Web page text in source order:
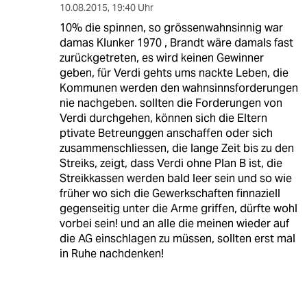
10.08.2015, 19:40 Uhr
10% die spinnen, so grössenwahnsinnig war
damas Klunker 1970 , Brandt wäre damals fast
zurückgetreten, es wird keinen Gewinner
geben, für Verdi gehts ums nackte Leben, die
Kommunen werden den wahnsinnsforderungen
nie nachgeben. sollten die Forderungen von
Verdi durchgehen, können sich die Eltern
ptivate Betreunggen anschaffen oder sich
zusammenschliessen, die lange Zeit bis zu den
Streiks, zeigt, dass Verdi ohne Plan B ist, die
Streikkassen werden bald leer sein und so wie
früher wo sich die Gewerkschaften finnaziell
gegenseitig unter die Arme griffen, dürfte wohl
vorbei sein! und an alle die meinen wieder auf
die AG einschlagen zu müssen, sollten erst mal
in Ruhe nachdenken!